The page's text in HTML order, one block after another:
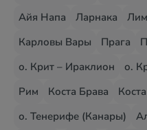
Айя Напа
Ларнака
Карловы Вары
Прага
о. Крит – Ираклион
о.
Рим
Коста Брава
о. Тенерифе (Канары)